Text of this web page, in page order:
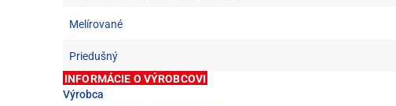
Melírované
Priedušný
INFORMÁCIE O VÝROBCOVI
Výrobca